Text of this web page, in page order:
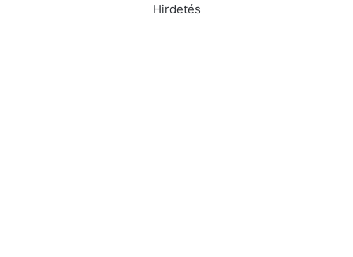
Hirdetés